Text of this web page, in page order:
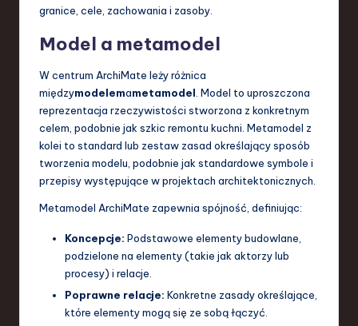
d
o
granice, cele, zachowania i zasoby.
Model a metamodel
W centrum ArchiMate leży różnica
międzymodelemametamodel . Model to uproszczona
reprezentacja rzeczywistości stworzona z konkretnym
celem, podobnie jak szkic remontu kuchni. Metamodel z
kolei to standard lub zestaw zasad określający sposób
tworzenia modelu, podobnie jak standardowe symbole i
przepisy występujące w projektach architektonicznych.
Metamodel ArchiMate zapewnia spójność, definiując:
Koncepcje: Podstawowe elementy budowlane,
podzielone na elementy (takie jak aktorzy lub
procesy) i relacje.
Poprawne relacje: Konkretne zasady określające,
które elementy mogą się ze sobą łączyć.